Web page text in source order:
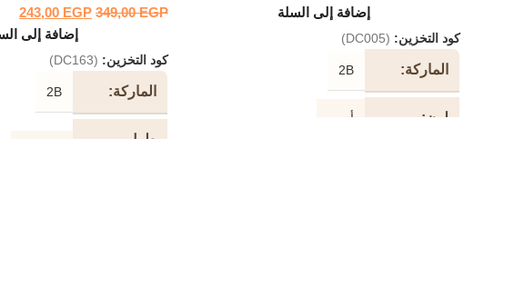
إضافة إلى السلة
كود التخزين: (DC005)
الماركة 2B
لون أسود
349,00EGP
243,00 EGP
إضافة إلى
كود التخزين: (DC163)
الماركة 2B
طول